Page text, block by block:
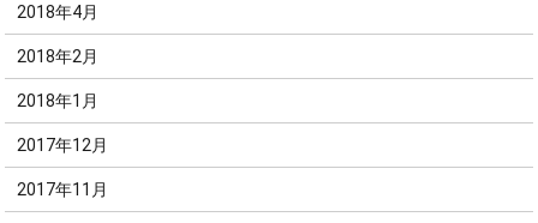
2018年4月
2018年2月
2018年1月
2017年12月
2017年11月